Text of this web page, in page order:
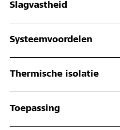
Slagvastheid
Systeemvoordelen
Thermische isolatie
Toepassing